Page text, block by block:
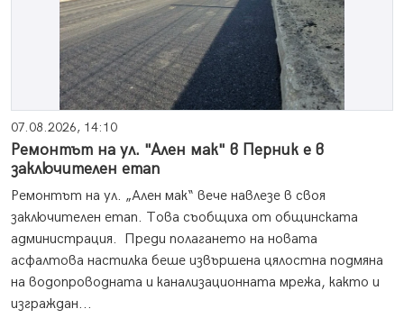
07.08.2026, 14:10
Ремонтът на ул. "Ален мак" в Перник е в
заключителен етап
Ремонтът на ул. „Ален мак“ вече навлезе в своя
заключителен етап. Това съобщиха от общинската
администрация. Преди полагането на новата
асфалтова настилка беше извършена цялостна подмяна
на водопроводната и канализационната мрежа, както и
изграждан...